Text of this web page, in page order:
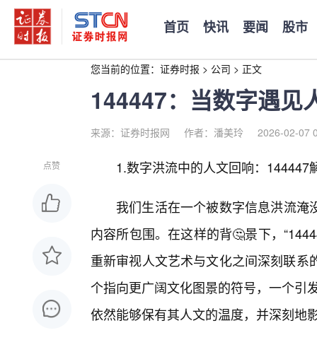
首页 快讯 要闻 股市
您当前的位置： 证券时报 > 公司 > 正文
144447：当数字遇见
来源：证券时报网 作者：潘美玲 2026-02-07
点赞 1.数字洪流中的人文回响：144447
我们生活在一个被数字信息洪流
内容所包围。在这样的背🤔景下，
重新审视人文艺术与文化之间深刻联
个指向更广阔文化图景的符号，一个引
依然能够保有其人文的温度，并深刻地